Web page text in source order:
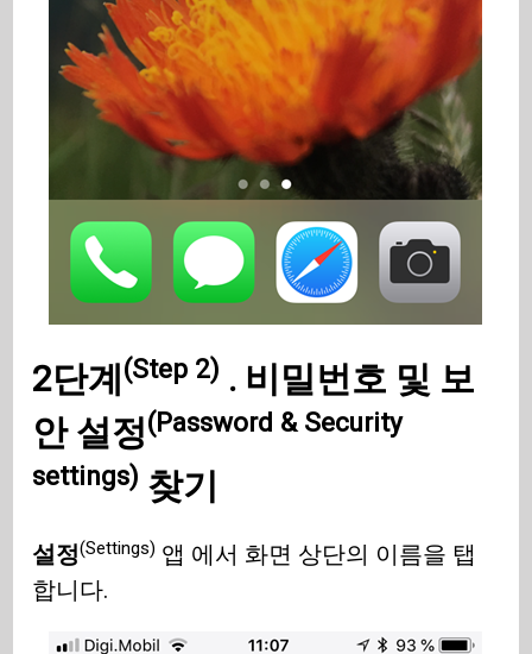
2단계 (Step 2) . 비밀번호 및 보
안 설정(Password & Security
settings) 찾기
설정(Settings) 앱 에서 화면 상단의 이름을 탭
합니다.